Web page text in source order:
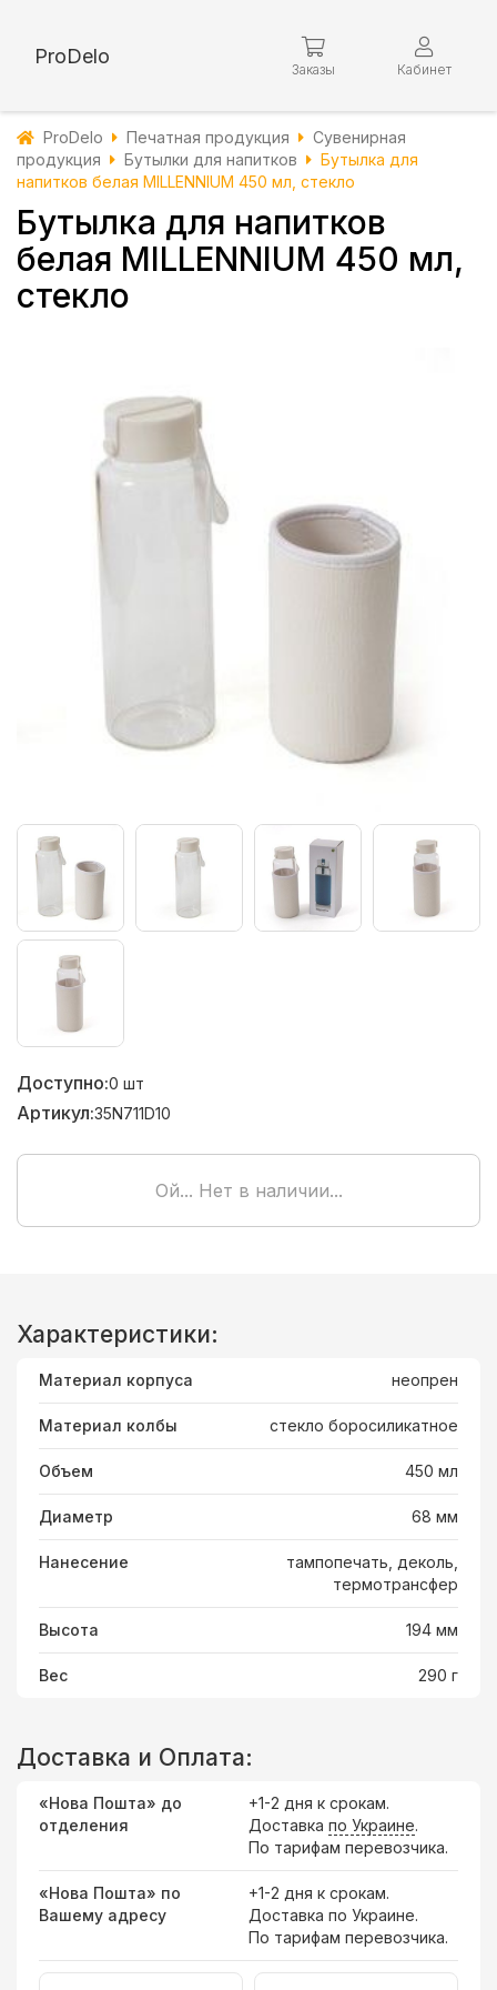
ProDelo
Заказы Кабинет
ProDelo Печатная продукция
Сувенирная
продукция
Бутылки для напитков
Бутылка для
напитков белая MILLENNIUM 450 мл, стекло
Бутылка для напитков
белая MILLENNIUM 450 мл,
стекло
Доступно:0 шт
Артикул:35N711D10
Ой... Нет в наличии...
Характеристики:
Материал корпуса неопрен
Материал колбы стекло боросиликатное
Объем 450 мл
Диаметр 68 мм
Нанесение
тампопечать, деколь,
термотрансфер
Высота 194 мм
Вес 290 г
Доставка и Оплата:
«Нова Пошта» до
отделения
+1-2 дня к срокам.
Доставка по Украине.
По тарифам перевозчика.
«Нова Пошта» по
Вашему адресу
+1-2 дня к срокам.
Доставка по Украине.
По тарифам перевозчика.